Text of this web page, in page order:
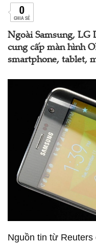
0
CHIA SẺ
Ngoài Samsung, LG
cung cấp màn hình
smartphone, tablet,
Nguồn tin từ